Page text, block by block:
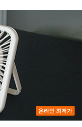
온라인 최저가